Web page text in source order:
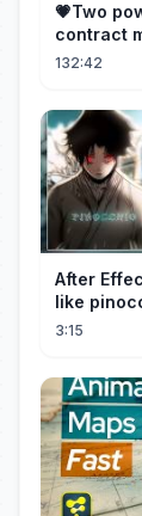
💗Two
contract
was
132:42
After
like
4
3:15